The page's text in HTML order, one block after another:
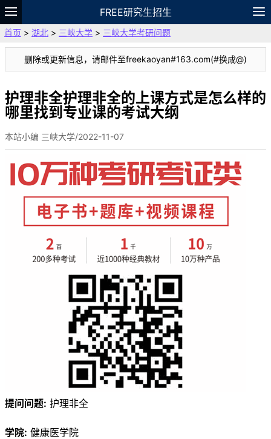
FREE研究生招生
题库
故事 专题 APP 笔记
VIP
资料
首页 > 湖北 > 三峡大学 > 三峡大学考研问题
删除或更新信息，请邮件至freekaoyan#163.com(#换成@)
护理非全护理非全的上课方式是怎么样的
哪里找到专业课的考试大纲
本站小编 三峡大学/2022-11-07
提问问题: 护理非全
学院: 健康医学院